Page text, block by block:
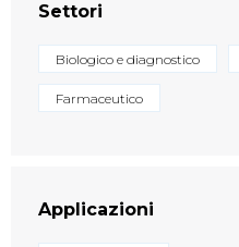
Settori
Biologico e diagnostico
Farmaceutico
Applicazioni